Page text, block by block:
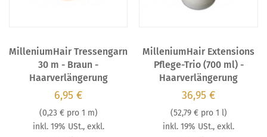
MilleniumHair Tressengarn
30 m - Braun -
Haarverlängerung
6,95 €
(0,23 €pro 1 m)
inkl. 19% USt., exkl.
MilleniumHair Extensions
Pflege-Trio (700 ml) -
Haarverlängerung
36,95 €
(52,79 €pro 1 l)
inkl. 19% USt.,exkl.